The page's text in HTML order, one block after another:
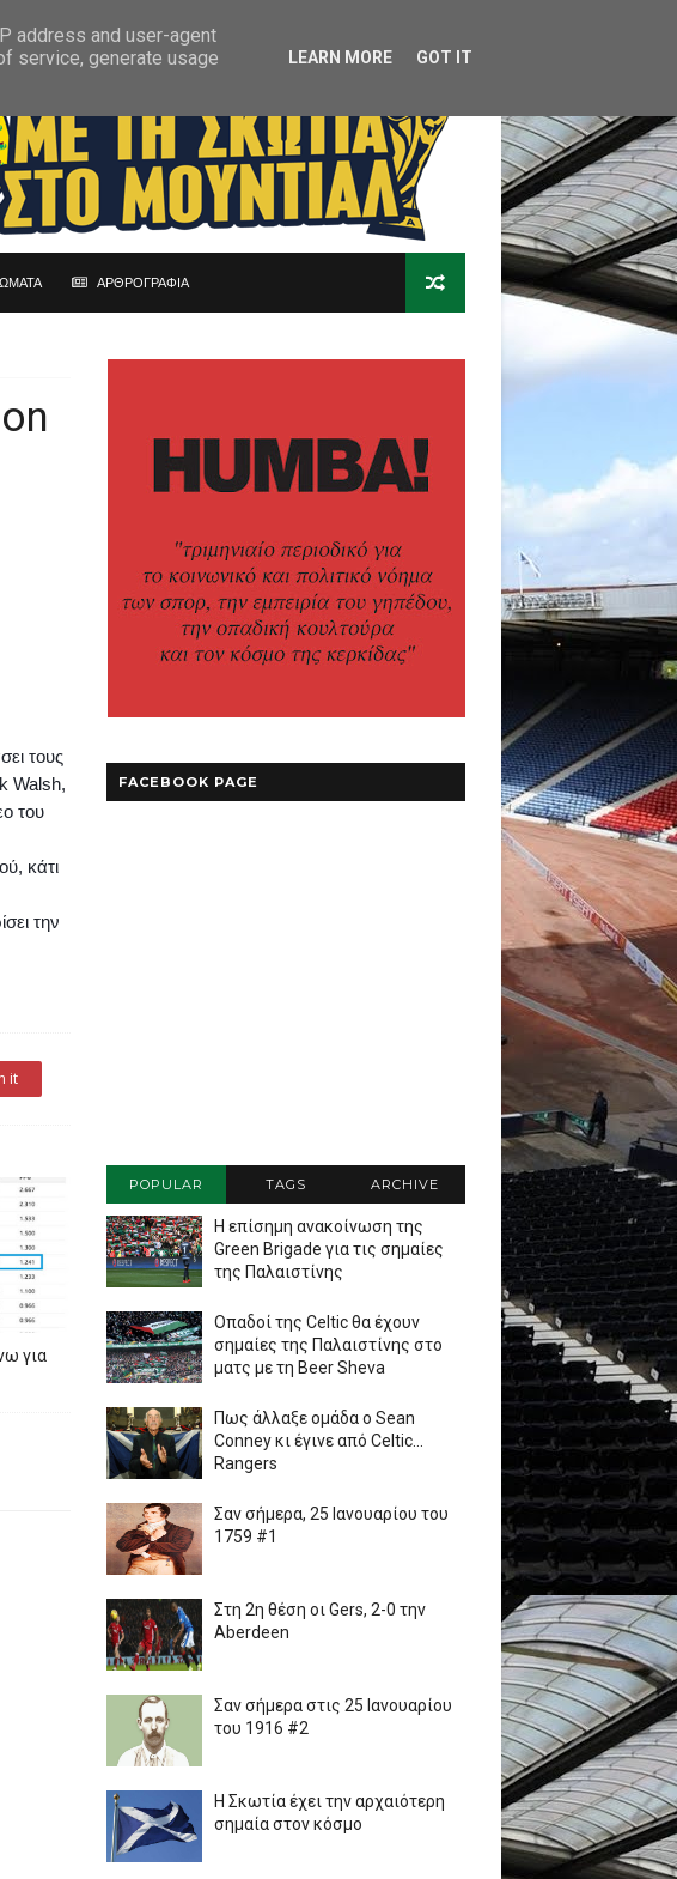
ΑΡΘΡΟΓΡΑΦΙΑ
τους
Walsh,
του
κάτι
την
it
για
FACEBOOK PAGE
POPULAR TAGS ARCHIVE
Η επίσημη ανακοίνωση της
Green Brigade για τις σημαίες
της Παλαιστίνης
Οπαδοί της Celtic θα έχουν
σημαίες της Παλαιστίνης στο
ματς με τη Beer Sheva
Πως άλλαξε ομάδα ο Sean
Conney κι έγινε από Celtic...
Rangers
Σαν σήμερα, 25 Ιανουαρίου του
1759 #1
Στη 2η θέση οι Gers, 2-0 την
Aberdeen
Σαν σήμερα στις 25 Ιανουαρίου
του 1916 #2
Η Σκωτία έχει την αρχαιότερη
σημαία στον κόσμο
address and user-agent
service, generate usage
LEARN MORE GOT IT